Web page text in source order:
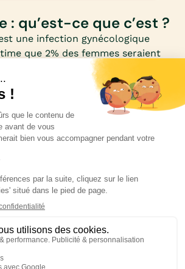
: qu’est-ce que c’est ?
une infection gynécologique
que 2% des femmes seraient
cette infection au cours de leur vie,
20 et 29 ans. Comment se
(d’origine infectieuse)
? Comment guérir un
de la région vulvaire ? Mia fait le
et les traitements de la
notre newsletter pour rester
médicales.